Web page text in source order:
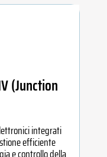
(Junction
integrati
efficiente